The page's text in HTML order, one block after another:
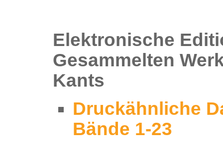
Elektronische
Gesammelten
Kants
Druckähnliche
Bände 1-23